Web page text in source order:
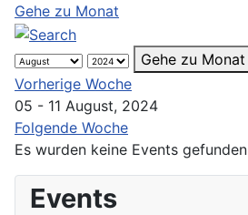
Gehe zu Monat
Gehe zu Monat
Vorherige Woche
05 - 11 August, 2024
Folgende Woche
Es wurden keine Events gefunden
Events